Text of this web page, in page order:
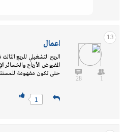
13
1
28
اعمال
المفروض الأرباح
حتى تكون مفهومة
1